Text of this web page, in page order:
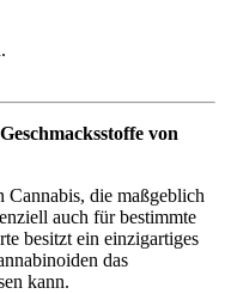
von
Cannabis, die maßgeblich
auch für bestimmte
besitzt ein einzigartiges
das
kann.